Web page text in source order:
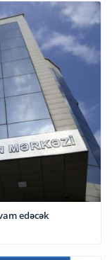
edəcək